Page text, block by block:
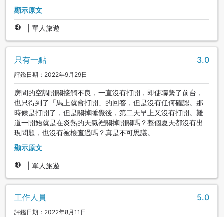
顯示原文
單人旅遊
只有一點 3.0
評鑑日期：2022年9月29日
房間的空調開關接觸不良，一直沒有打開，即使聯繫了前台，
也只得到了「馬上就會打開」的回答，但是沒有任何確認。那
時候是打開了，但是關掉睡覺後，第二天早上又沒有打開。難
道一開始就是在炎熱的天氣裡關掉開關嗎？整個夏天都沒有出
現問題，也沒有被檢查過嗎？真是不可思議。
顯示原文
單人旅遊
工作人員 5.0
評鑑日期：2022年8月11日